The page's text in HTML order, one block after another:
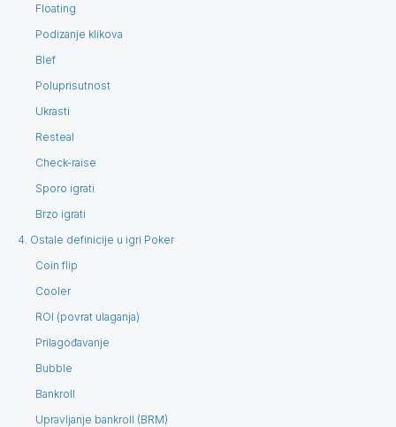
Floating
Podizanje klikova
Blef
Poluprisutnost
Ukrasti
Resteal
Check-raise
Sporo igrati
Brzo igrati
4. Ostale definicije u igri Poker
Coin flip
Cooler
ROI (povrat ulaganja)
Prilagođavanje
Bubble
Bankroll
Upravljanje bankroll (BRM)